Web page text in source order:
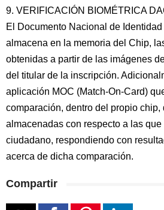
9. VERIFICACIÓN BIOMÉTRICA
El Documento Nacional de
almacena en la memoria del Chip,
obtenidas a partir de las imágenes
del titular de la inscripción.
aplicación MOC (Match-On-Card)
comparación, dentro del propio chip,
almacenadas con respecto a las que
ciudadano, respondiendo con
acerca de dicha comparación.
Compartir